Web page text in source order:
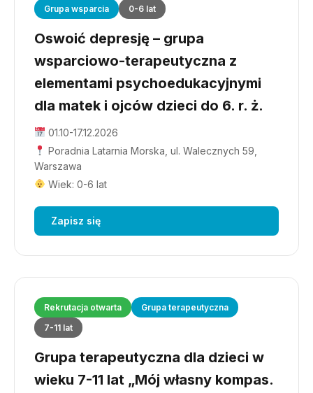
Grupa wsparcia
0-6 lat
Oswoić depresję – grupa
wsparciowo-terapeutyczna z
elementami psychoedukacyjnymi
dla matek i ojców dzieci do 6. r. ż.
01.10-17.12.2026
Poradnia Latarnia Morska, ul. Walecznych 59,
Warszawa
Wiek: 0-6 lat
Zapisz się
Rekrutacja otwarta
Grupa terapeutyczna
7-11 lat
Grupa terapeutyczna dla dzieci w
wieku 7-11 lat „Mój własny kompas.